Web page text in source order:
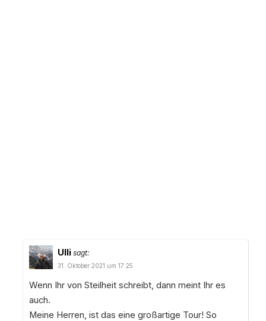
Ulli sagt:
31. Oktober 2021 um 17:25
Wenn Ihr von Steilheit schreibt, dann meint Ihr es
auch.
Meine Herren, ist das eine großartige Tour! So